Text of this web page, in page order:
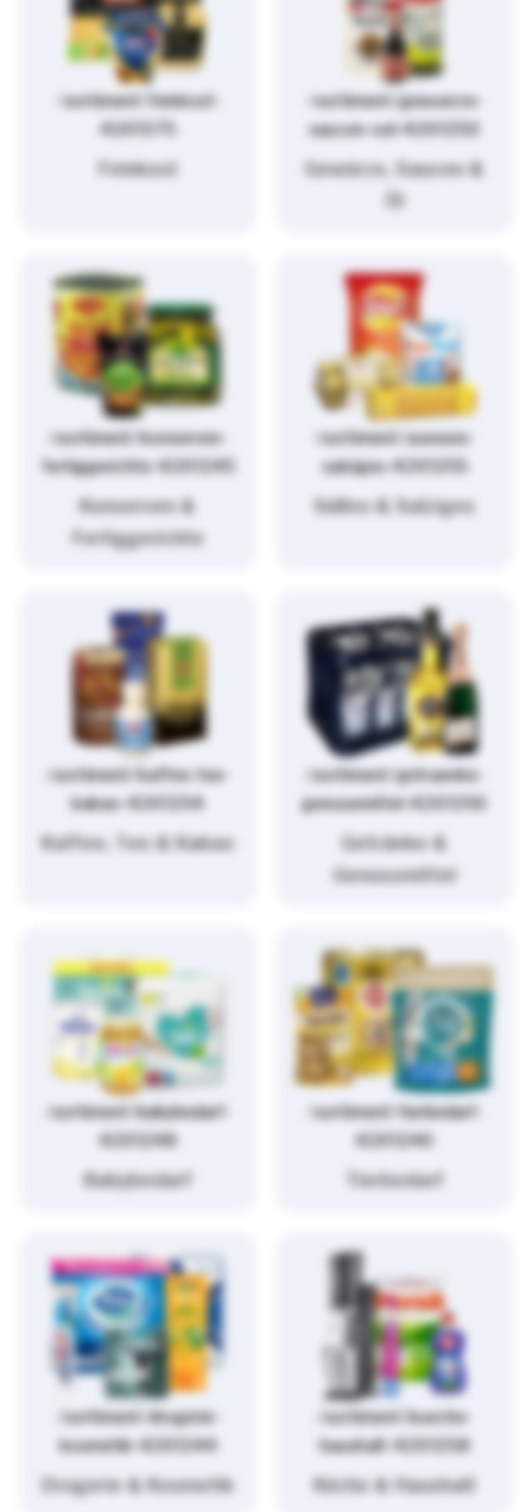
/sortiment/feinkost-
4261375
Feinkost
/sortiment/gewuerze-
saucen-oel-4261250
Gewürze, Saucen &
Öl
/sortiment/konserven-
fertiggerichte-4261245
Konserven &
Fertiggerichte
/sortiment/suesses-
salziges-4261255
Süßes & Salziges
/sortiment/kaffee-tee-
kakao-4261254
Kaffee, Tee & Kakao
/sortiment/getraenke-
genussmittel-4261256
Getränke &
Genussmittel
/sortiment/babybedarf-
4261248
Babybedarf
/sortiment/tierbedarf-
4261246
Tierbedarf
/sortiment/drogerie-
kosmetik-4261244
Drogerie & Kosmetik
/sortiment/kueche-
haushalt-4261258
Küche & Haushalt